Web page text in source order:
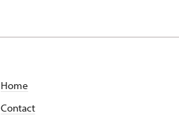
Home
Contact